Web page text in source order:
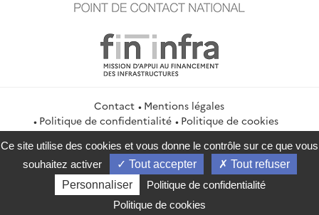
Contact
Mentions légales
Politique de confidentialité
Politique de cookies
Gestion des cookies
Flux RSS
service-public.gouv.fr
legifrance.gouv.fr
info.gouv.fr
data.gouv.fr
2026 Direction générale du Trésor
Ce site utilise des cookies et vous donne le contrôle sur ce que vous
souhaitez activer
Tout accepter
Tout refuser
Personnaliser
Politique de confidentialité
Politique de cookies